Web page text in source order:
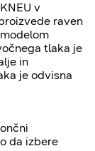
v
raven
tlaka je
in
je odvisna
da izbere